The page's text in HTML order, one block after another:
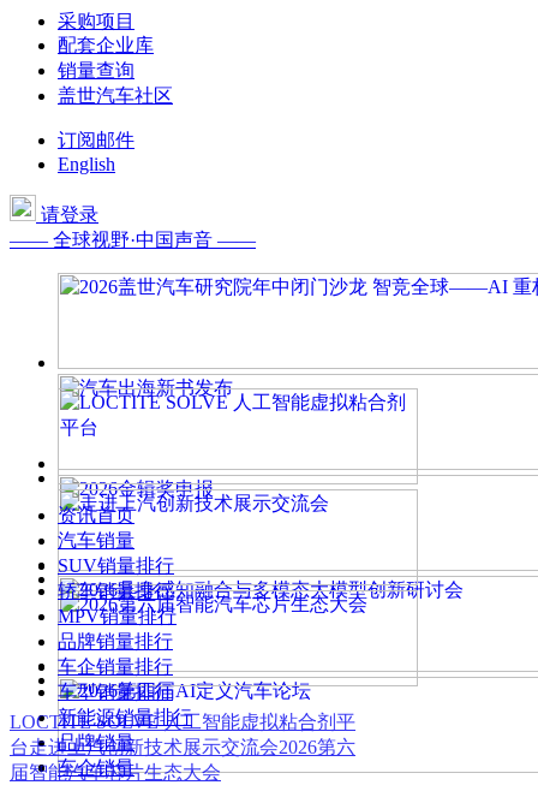
采购项目
配套企业库
销量查询
盖世汽车社区
订阅邮件
English
请登录
—— 全球视野·中国声音 ——
LOCTITE SOLVE 人工智能虚拟粘合剂平
台走进上汽创新技术展示交流会2026第六
届智能汽车芯片生态大会
资讯首页
汽车销量
SUV销量排行
轿车销量排行
MPV销量排行
品牌销量排行
车企销量排行
车型销量排行
新能源销量排行
品牌销量
车企销量